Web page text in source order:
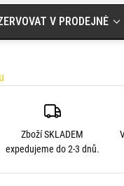
V PRODEJNĚ
Zboží SKLADEM
expedujeme do 2-3 dnů.